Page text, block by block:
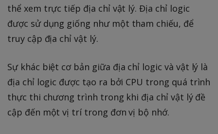
thể xem trực tiếp địa chỉ vật lý. Địa chỉ logic
được sử dụng giống như một tham chiếu, để
truy cập địa chỉ vật lý.
Sự khác biệt cơ bản giữa địa chỉ logic và vật lý là
địa chỉ logic được tạo ra bởi CPU trong quá trình
thực thi chương trình trong khi địa chỉ vật lý đề
cập đến một vị trí trong đơn vị bộ nhớ.